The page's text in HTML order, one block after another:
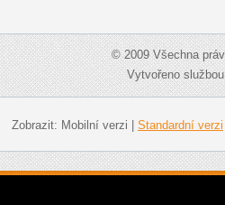
© 2009 Všechna
Vytvořeno
Zobrazit: Mobilní verzi Standardní verzi